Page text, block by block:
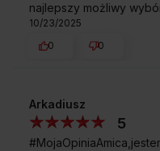
najlepszy możliwy
10/23/2025
0
0
Arkadiusz
5